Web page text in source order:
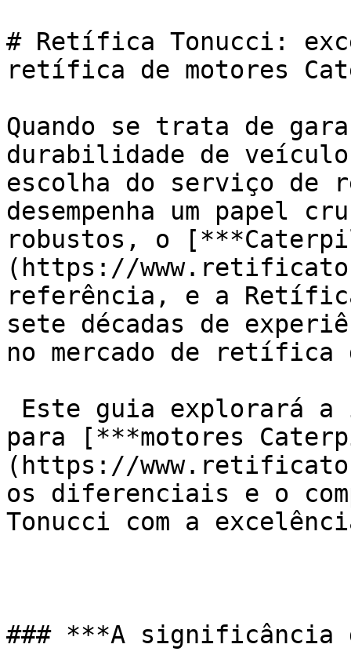
# Retífica Tonucci:
retífica de motores
Quando se trata de
durabilidade de
escolha do serviço de
desempenha um papel
robustos, o
(https://
referência, e a
sete décadas de
no mercado de retífica
para [***motores
(https://
os diferenciais e o
Tonucci com a
### ***A significância